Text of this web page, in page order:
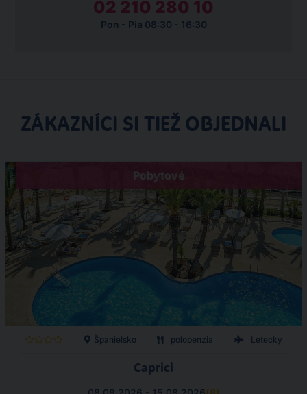
02 210 280 10
Pon - Pia 08:30 - 16:30
ZÁKAZNÍCI SI TIEŽ OBJEDNALI
Pobytové
Španielsko polopenzia Letecky
Caprici